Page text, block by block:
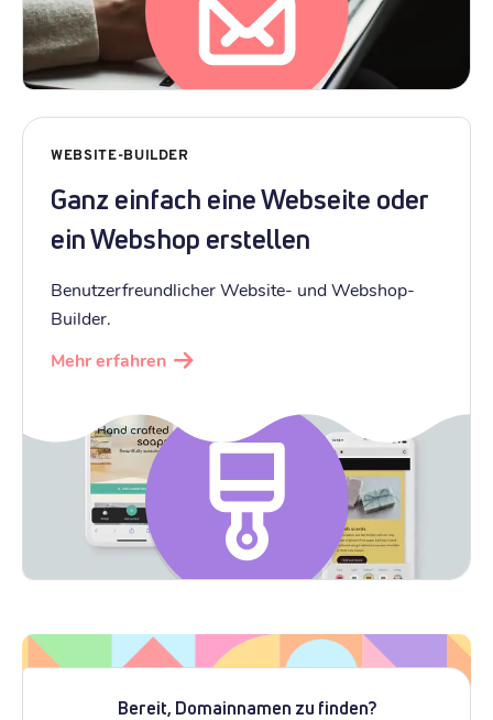
WEBSITE-BUILDER
Ganz einfach eine Webseite oder
ein Webshop erstellen
Benutzerfreundlicher Website- und Webshop-
Builder.
Mehr erfahren
Bereit, Domainnamen zu finden?